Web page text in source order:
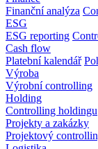
Finanční analýza
ESG
ESG reporting
Cash flow
Platební kalendář
Výroba
Výrobní controlling
Holding
Controlling holdingu
Projekty a zakázky
Projektový